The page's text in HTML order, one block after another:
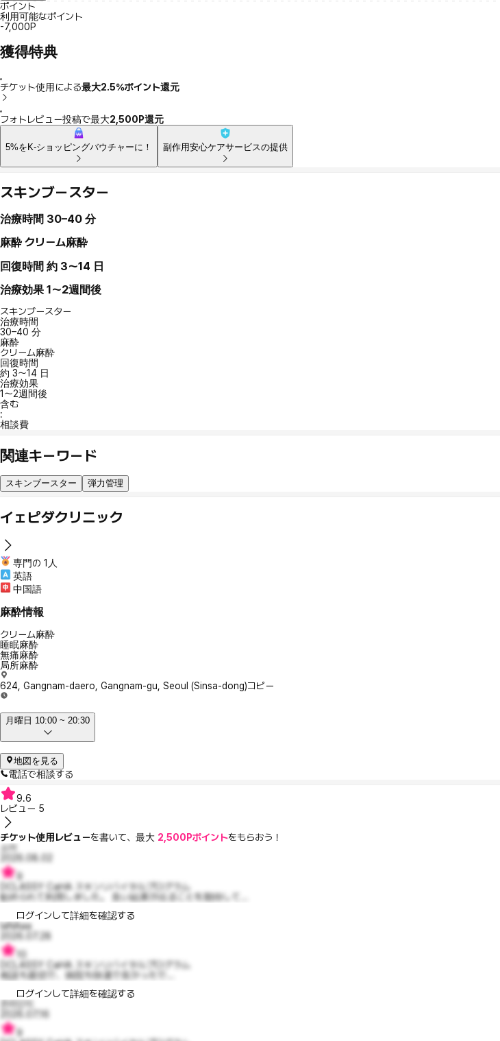
ポイント
利用可能なポイント
-7,000P
獲得特典
チケット使用による最大2.5％ポイント還元
フォトレビュー投稿で最大2,500P還元
5%をK-ショッピングバウチャーに！ 副作用安心ケアサービスの提供
スキンブースター
治療時間 30–40 分
麻酔 クリーム麻酔
回復時間 約 3～14 日
治療効果 1〜2週間後
スキンブースター
治療時間
30–40 分
麻酔
クリーム麻酔
回復時間
約 3～14 日
治療効果
1〜2週間後
含む
:
相談費
関連キーワード
スキンブースター 弾力管理
イェピダクリニック
専門の 1人
英語
中国語
麻酔情報
クリーム麻酔
睡眠麻酔
無痛麻酔
局所麻酔
624, Gangnam-daero, Gangnam-gu, Seoul (Sinsa-dong)コピー
月曜日 10:00 ~ 20:30
地図を見る
電話で相談する
9.6
レビュー 5
チケット使用レビューを書いて、最大 2,500Pポイントをもらおう！
소어
2026.08.02
9
DCLASSY CaHA スキンリバイタルプログラム
勧められて利用しました。 良い結果が出ることを期待して...
ログインして詳細を確認する
laNAaa
2026.07.28
10
DCLASSY CaHA スキンリバイタルプログラム
相談も親切で、病院も快適で良かったで...
ログインして詳細を確認する
온리단지
2026.07.16
9